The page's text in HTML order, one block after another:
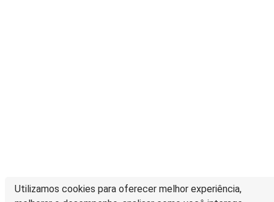
Utilizamos cookies para oferecer melhor experiência,